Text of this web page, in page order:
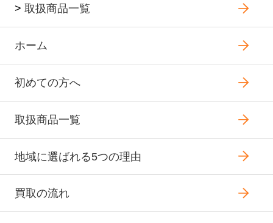
> 取扱商品一覧
ホーム
初めての方へ
取扱商品一覧
地域に選ばれる5つの理由
買取の流れ